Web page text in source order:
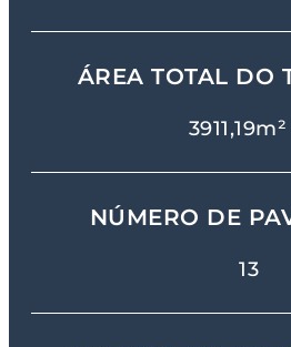
ÁREA TOTAL DO
3911,19m²
NÚMERO DE
13